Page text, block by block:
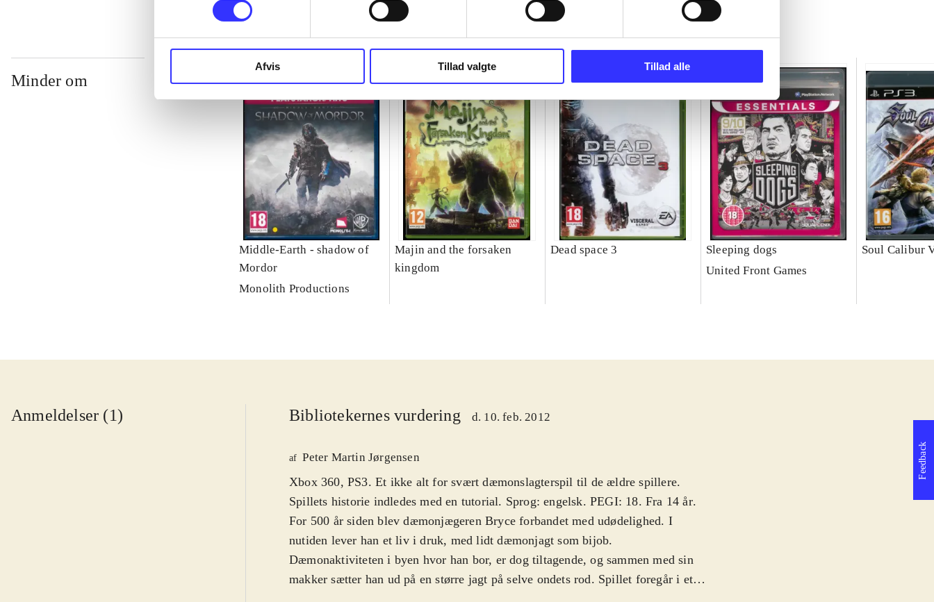
Afvis Tillad valgte Tillad alle
Minder om
Middle-Earth - shadow of
Mordor
Monolith Productions
Majin and the forsaken
kingdom
Dead space 3
Sleeping dogs
United Front Games
Soul Calibur
Anmeldelser (1) Bibliotekernes vurdering d. 10. feb. 2012
af Peter Martin Jørgensen
Xbox 360, PS3. Et ikke alt for svært dæmonslagterspil til de ældre spillere.
Spillets historie indledes med en tutorial. Sprog: engelsk. PEGI: 18. Fra 14 år.
For 500 år siden blev dæmonjægeren Bryce forbandet med udødelighed. I
nutiden lever han et liv i druk, med lidt dæmonjagt som bijob.
Dæmonaktiviteten i byen hvor han bor, er dog tiltagende, og sammen med sin
makker sætter han ud på en større jagt på selve ondets rod. Spillet foregår i et
Feedback